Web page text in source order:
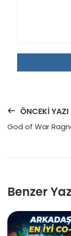
ÖNCEKI YAZI
Benzer